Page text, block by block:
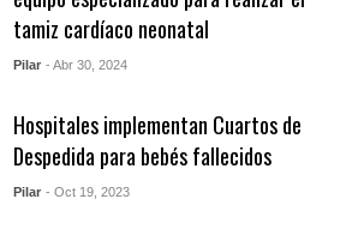
tamiz cardíaco neonatal
Pilar - Abr 30, 2024
Hospitales implementan Cuartos de
Despedida para bebés fallecidos
Pilar - Oct 19, 2023